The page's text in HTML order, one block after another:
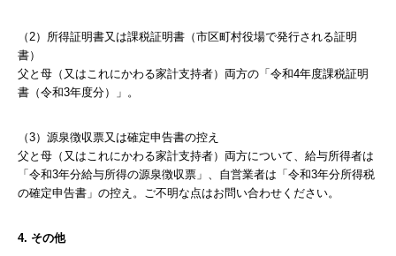
（2）所得証明書又は課税証明書（市区町村役場で発行される証明
書）
父と母（又はこれにかわる家計支持者）両方の「令和4年度課税証明
書（令和3年度分）」。
（3）源泉徴収票又は確定申告書の控え
父と母（又はこれにかわる家計支持者）両方について、給与所得者は
「令和3年分給与所得の源泉徴収票」、自営業者は「令和3年分所得税
の確定申告書」の控え。ご不明な点はお問い合わせください。
4. その他